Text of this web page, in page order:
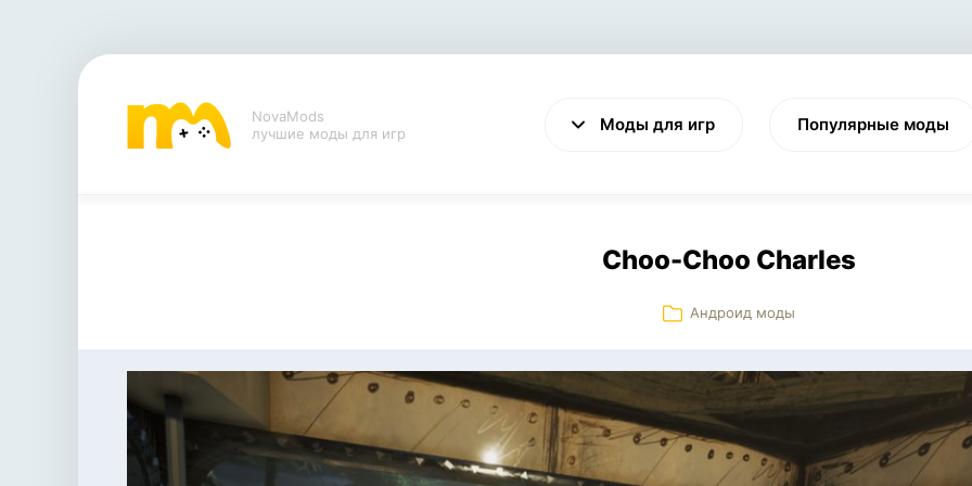
NovaMods
лучшие моды для игр
Моды для игр
VALHEIM
Популярные моды
Choo-Choo Charles
Андроид моды